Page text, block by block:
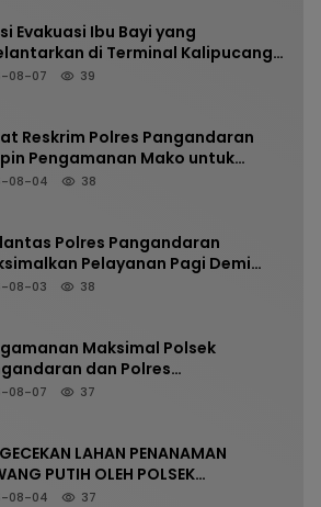
Evakuasi Ibu Bayi yang
di Terminal Kalipucang
Dalam Goa
08-07 39
Reskrim Polres Pangandaran
Pengamanan Mako untuk
Kesiapsiagaan Personel
08-04 38
Polres Pangandaran
Pelayanan Pagi Demi
Arus Kendaraan
08-03 38
Maksimal Polsek
dan Polres
Nobar Final Piala
08-07 37
LAHAN PENANAMAN
PUTIH OLEH POLSEK
DUKUNG PROGRAM
08-04 37